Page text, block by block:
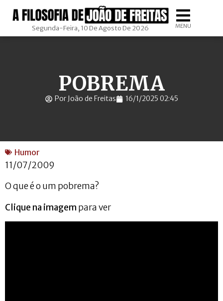
Segunda-Feira, 10 De Agosto De 2026 MENU
POBREMA
Por João de Freitas 16/1/2025 02:45
Humor
11/07/2009
O que é o um pobrema?
Clique na imagem para ver